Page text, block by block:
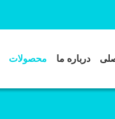
درباره ما محصولات